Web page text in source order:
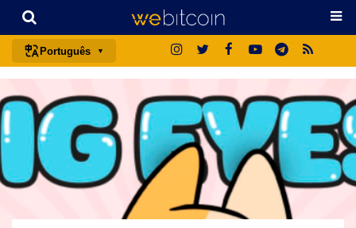
Português
english
español
français
italiano